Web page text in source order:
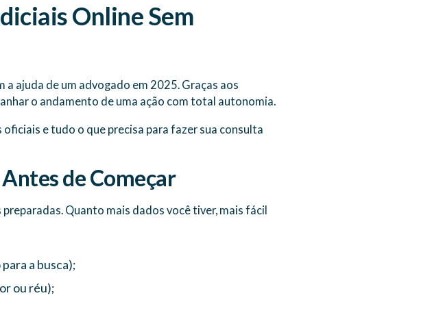
Online Sem
a ajuda de um advogado em 2025. Graças aos
o andamento de uma ação com total autonomia.
e tudo o que precisa para fazer sua consulta
de Começar
Quanto mais dados você tiver, mais fácil
a busca);
ou réu);